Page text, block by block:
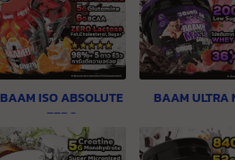
BAAM ISO ABSOLUTE
ZERO
BAAM ULTRA